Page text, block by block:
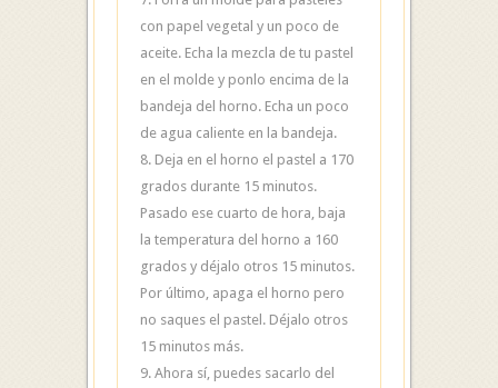
con papel vegetal y un poco de
aceite. Echa la mezcla de tu pastel
en el molde y ponlo encima de la
bandeja del horno. Echa un poco
de agua caliente en la bandeja.
8. Deja en el horno el pastel a 170
grados durante 15 minutos.
Pasado ese cuarto de hora, baja
la temperatura del horno a 160
grados y déjalo otros 15 minutos.
Por último, apaga el horno pero
no saques el pastel. Déjalo otros
15 minutos más.
9. Ahora sí, puedes sacarlo del